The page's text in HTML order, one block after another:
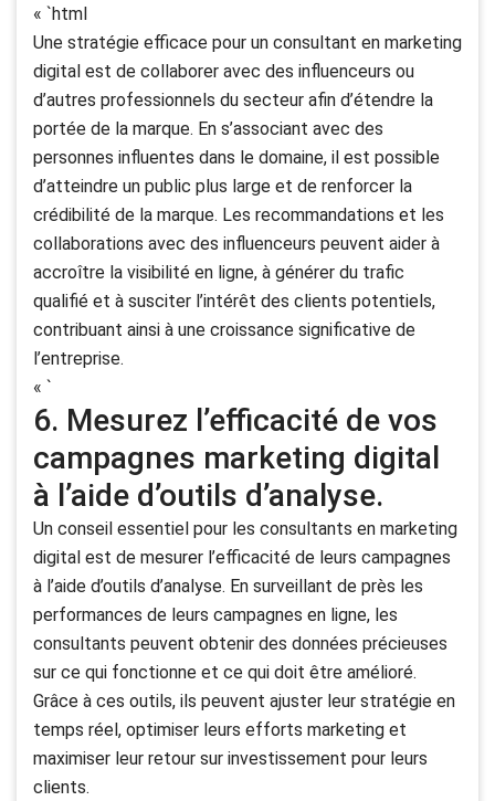
« `html
Une stratégie efficace pour un consultant en marketing
digital est de collaborer avec des influenceurs ou
d’autres professionnels du secteur afin d’étendre la
portée de la marque. En s’associant avec des
personnes influentes dans le domaine, il est possible
d’atteindre un public plus large et de renforcer la
crédibilité de la marque. Les recommandations et les
collaborations avec des influenceurs peuvent aider à
accroître la visibilité en ligne, à générer du trafic
qualifié et à susciter l’intérêt des clients potentiels,
contribuant ainsi à une croissance significative de
l’entreprise.
« `
6. Mesurez l’efficacité de vos
campagnes marketing digital
à l’aide d’outils d’analyse.
Un conseil essentiel pour les consultants en marketing
digital est de mesurer l’efficacité de leurs campagnes
à l’aide d’outils d’analyse. En surveillant de près les
performances de leurs campagnes en ligne, les
consultants peuvent obtenir des données précieuses
sur ce qui fonctionne et ce qui doit être amélioré.
Grâce à ces outils, ils peuvent ajuster leur stratégie en
temps réel, optimiser leurs efforts marketing et
maximiser leur retour sur investissement pour leurs
clients.